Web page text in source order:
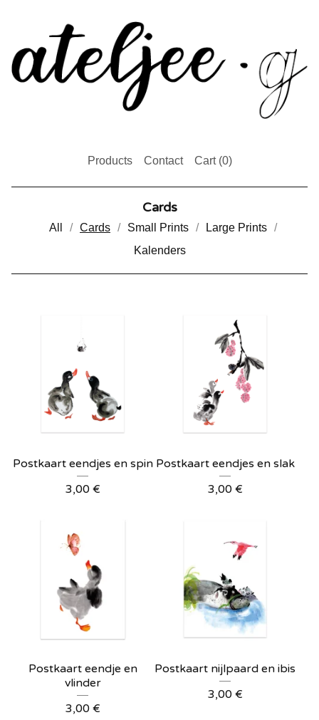
Products Contact Cart (0)
Cards
All Cards Small Prints
Large Prints
Kalenders
Postkaart eendjes en spin
3,00 €
Postkaart eendjes en slak
3,00 €
Postkaart eendje en
vlinder
3,00 €
Postkaart nijlpaard en ibis
3,00 €